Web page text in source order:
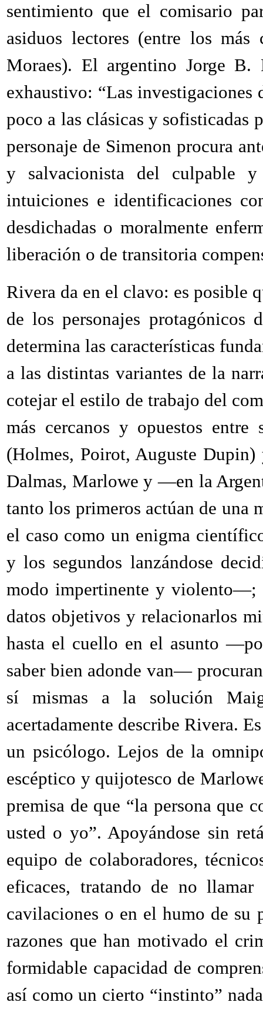
sentimiento que el comisario
asiduos lectores (entre los
Moraes). El argentino Jorge
exhaustivo: “Las investigaciones
poco a las clásicas y sofisticadas
personaje de Simenon procura
y salvacionista del culpable
intuiciones e identificaciones
desdichadas o moralmente
liberación o de transitoria
Rivera da en el clavo: es posible
de los personajes protagónicos
determina las características
a las distintas variantes de la
cotejar el estilo de trabajo del
más cercanos y opuestos
(Holmes, Poirot, Auguste Dupin)
Dalmas, Marlowe y —en la
tanto los primeros actúan de una
el caso como un enigma
y los segundos lanzándose
modo impertinente y violento—;
datos objetivos y relacionarlos
hasta el cuello en el asunto
saber bien adonde van—
sí mismas a la solución
acertadamente describe Rivera.
un psicólogo. Lejos de la
escéptico y quijotesco de
premisa de que “la persona que
usted o yo”. Apoyándose sin
equipo de colaboradores,
eficaces, tratando de no
cavilaciones o en el humo de su
razones que han motivado el
formidable capacidad de
así como un cierto “instinto”